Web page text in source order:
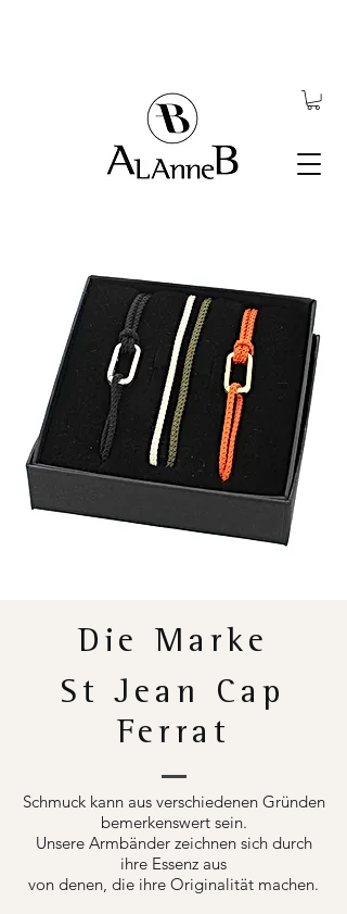
Die Marke
St Jean Cap
Ferrat
Schmuck kann aus verschiedenen Gründen
bemerkenswert sein.
Unsere Armbänder zeichnen sich durch
ihre Essenz aus
von denen, die ihre Originalität machen.